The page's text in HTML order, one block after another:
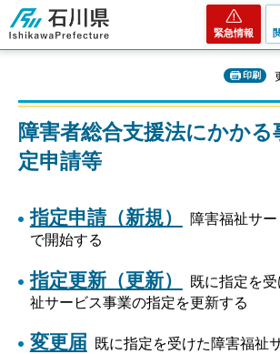
石川県
緊急情報
印刷
障害者総合支援法にかかる
定申請等
指定申請（新規）
障害福祉サ
で開始する
指定更新（更新）
既に指定を
祉サービス事業の指定を更新する
変更届 既に指定を受けた障害福祉